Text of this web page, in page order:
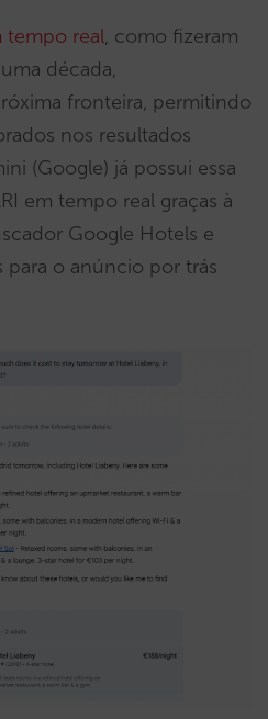
tempo real, como fizeram
década,
fronteira, permitindo
nos resultados
(Google) já possui essa
em tempo real graças à
Google Hotels e
o anúncio por trás